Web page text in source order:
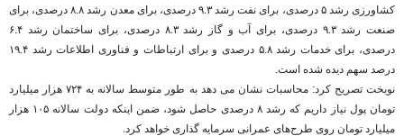
کشاورزی رشد ۵ درصدی، برای نفت رشد ۹.۳ درصدی، برای معدن رشد ۸.۸ درصدی، برای
صنعت رشد ۹.۳ درصدی، برای آب و گاز رشد ۸.۳ درصدی، برای ساختمان رشد ۶.۴
درصدی، برای خدمات رشد ۵.۸ درصدی و برای ارتباطات و فناوری اطلاعات رشد ۱۹.۴
درصد سهم دیده شده است.
نوبخت تصریح کرد: محاسبات نشان می دهد به طور متوسط سالانه به ۷۲۴ هزار میلیارد
تومان پول نیاز داریم که رشد ۸ درصدی حاصل شود، ضمن اینکه دولت سالانه ۱۰۵ هزار
میلیارد تومان روی طرح‌های عمرانی سرمایه گذاری خواهد کرد.